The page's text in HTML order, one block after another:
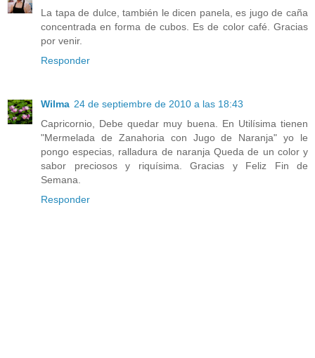
La tapa de dulce, también le dicen panela, es jugo de caña
concentrada en forma de cubos. Es de color café. Gracias
por venir.
Responder
Wilma 24 de septiembre de 2010 a las 18:43
Capricornio, Debe quedar muy buena. En Utilísima tienen
"Mermelada de Zanahoria con Jugo de Naranja" yo le
pongo especias, ralladura de naranja Queda de un color y
sabor preciosos y riquísima. Gracias y Feliz Fin de
Semana.
Responder